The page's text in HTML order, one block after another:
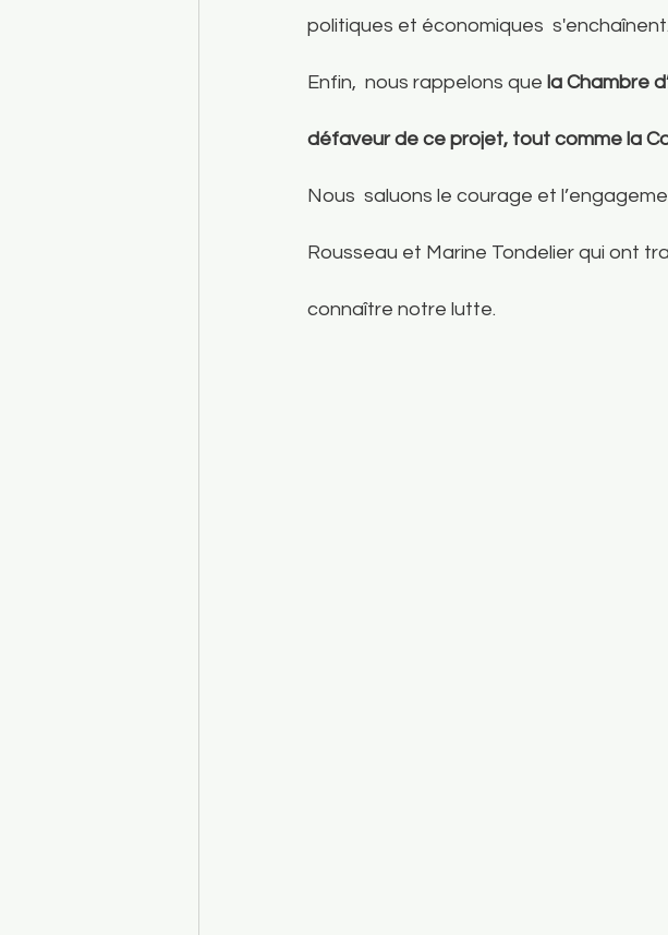
politiques et économiques  s'enchaînent.
Enfin,  nous rappelons que la Chambre
défaveur de ce projet, tout comme la
Nous  saluons le courage et
Rousseau et Marine Tondelier qui ont
connaître notre lutte.